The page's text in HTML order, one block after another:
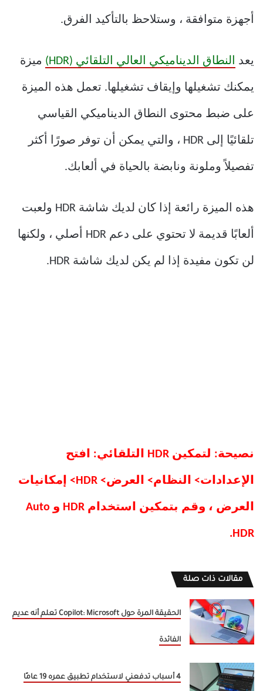
أجهزة متوافقة ، وستلاحظ بالتأكيد الفرق.
يعد النطاق الديناميكي العالي التلقائي (HDR) ميزة
يمكنك تشغيلها وإيقاف تشغيلها. تعمل هذه الميزة
على ضبط محتوى النطاق الديناميكي القياسي
تلقائيًا إلى HDR ، والتي يمكن أن توفر صورًا أكثر
تفصيلاً وملونة ونابضة بالحياة في ألعابك.
هذه الميزة رائعة إذا كان لديك شاشة HDR ولعبت
ألعابًا قديمة لا تحتوي على دعم HDR أصلي ، ولكنها
لن تكون مفيدة إذا لم يكن لديك شاشة HDR.
نصيحة: لتمكين HDR التلقائي: افتح
الإعدادات> النظام> العرض> HDR> إمكانيات
العرض ، وقم بتمكين استخدام HDR و Auto
HDR.
مقالات ذات صلة
الحقيقة المرة حول Copilot: Microsoft تعلم أنه عديم
الفائدة
4 أسباب تدفعني لاستخدام تطبيق عمره 19 عامًا